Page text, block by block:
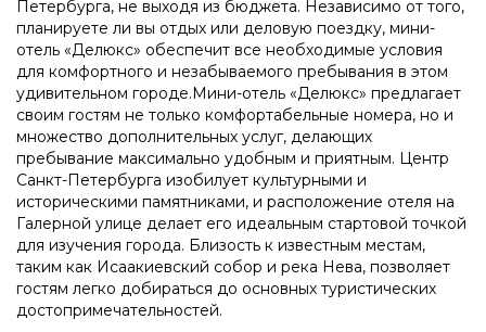
Петербурга, не выходя из бюджета. Независимо от того,
планируете ли вы отдых или деловую поездку, мини-
отель «Делюкс» обеспечит все необходимые условия
для комфортного и незабываемого пребывания в этом
удивительном городе.Мини-отель «Делюкс» предлагает
своим гостям не только комфортабельные номера, но и
множество дополнительных услуг, делающих
пребывание максимально удобным и приятным. Центр
Санкт-Петербурга изобилует культурными и
историческими памятниками, и расположение отеля на
Галерной улице делает его идеальным стартовой точкой
для изучения города. Близость к известным местам,
таким как Исаакиевский собор и река Нева, позволяет
гостям легко добираться до основных туристических
достопримечательностей.